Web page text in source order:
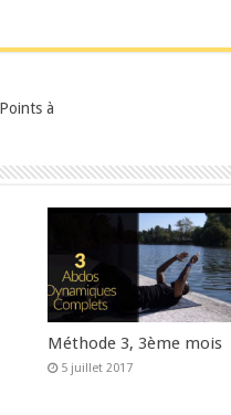
à
Méthode 3, 3ème mois
5 juillet 2017